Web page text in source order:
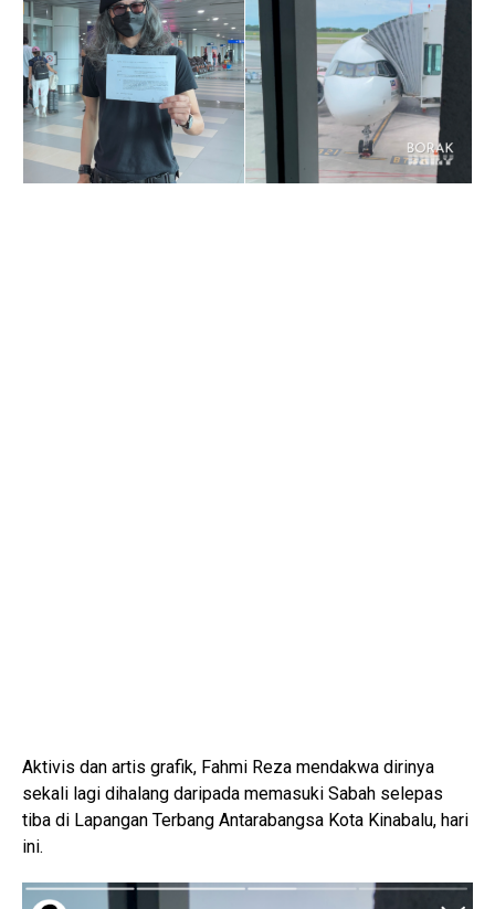
Aktivis dan artis grafik, Fahmi Reza mendakwa dirinya
sekali lagi dihalang daripada memasuki Sabah selepas
tiba di Lapangan Terbang Antarabangsa Kota Kinabalu, hari
ini.